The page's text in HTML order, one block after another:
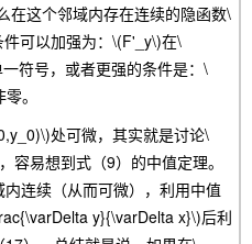
在这个邻域内存在连续的隐函数\
可以加强为：\(F'_y\)在\
符号，或者更强的条件是：\
。
处可微，其实就是讨论\
易想到式（9）的中值定理。
连续（从而可微），利用中值
y}{\varDelta x}\)后利